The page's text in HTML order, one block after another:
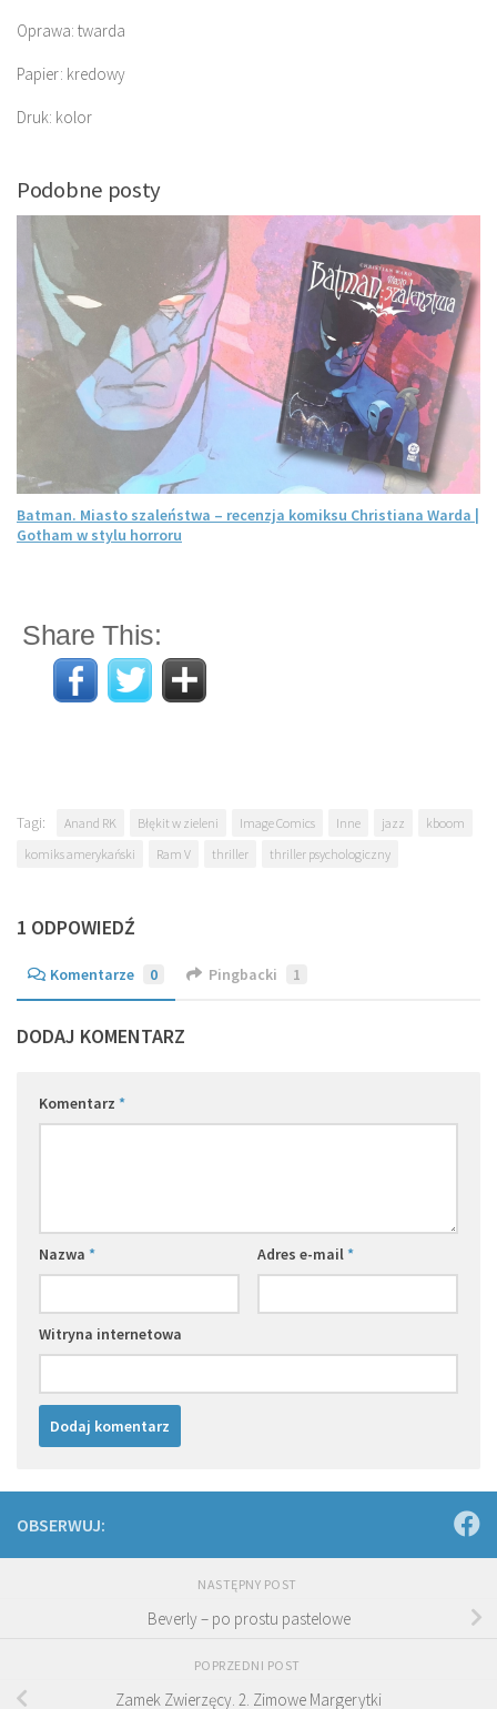
Oprawa: twarda
Papier: kredowy
Druk: kolor
Podobne posty
Batman. Miasto szaleństwa – recenzja komiksu Christiana Warda |
Gotham w stylu horroru
Share This:
Tagi: Anand RK Błękit w zieleni Image Comics Inne jazz
kboom
komiks amerykański
Ram V thriller thriller psychologiczny
1 ODPOWIEDŹ
Komentarze 0 Pingbacki 1
DODAJ KOMENTARZ
Komentarz *
Nazwa * Adres e-mail*
Witryna internetowa
OBSERWUJ:
NASTĘPNY POST
Beverly – po prostu pastelowe
POPRZEDNI POST
Zamek Zwierzęcy. 2. Zimowe Margerytki